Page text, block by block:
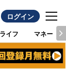
ログイン
ライフ マネー